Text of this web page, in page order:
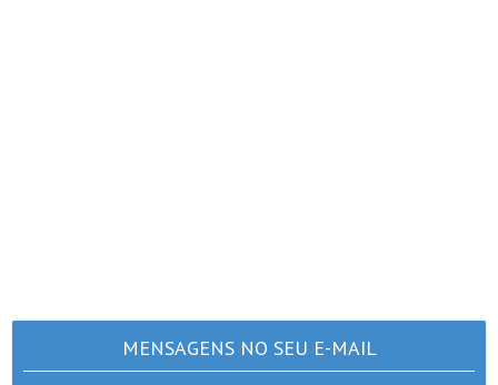
MENSAGENS NO SEU E-MAIL